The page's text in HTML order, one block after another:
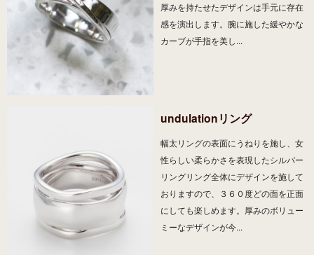
厚みを持たせたデザインは手元に存在
感を演出します。腕に施した緩やかな
カーブが手指を美し...
undulationリング
幅太リングの表面にうねりを施し、女
性らしい柔らかさを表現したシルバー
リングリング全体にデザインを施して
おりますので、３６０度どの面を正面
にしても楽しめます。厚みのボリュー
ミーなデザインが今...